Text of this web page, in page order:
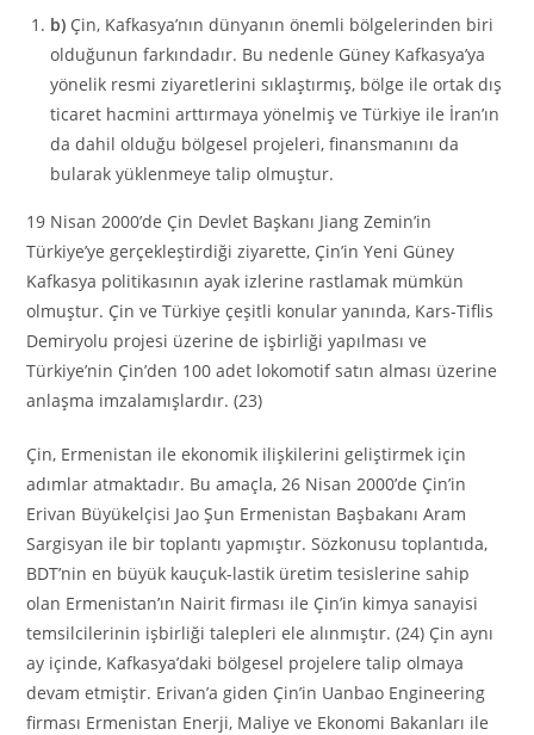
b) Çin, Kafkasya’nın dünyanın önemli bölgelerinden biri
olduğunun farkındadır. Bu nedenle Güney Kafkasya’ya
yönelik resmi ziyaretlerini sıklaştırmış, bölge ile ortak dış
ticaret hacmini arttırmaya yönelmiş ve Türkiye ile İran’ın
da dahil olduğu bölgesel projeleri, finansmanını da
bularak yüklenmeye talip olmuştur.
19 Nisan 2000’de Çin Devlet Başkanı Jiang Zemin’in
Türkiye’ye gerçekleştirdiği ziyarette, Çin’in Yeni Güney
Kafkasya politikasının ayak izlerine rastlamak mümkün
olmuştur. Çin ve Türkiye çeşitli konular yanında, Kars-Tiflis
Demiryolu projesi üzerine de işbirliği yapılması ve
Türkiye’nin Çin’den 100 adet lokomotif satın alması üzerine
anlaşma imzalamışlardır. (23)
Çin, Ermenistan ile ekonomik ilişkilerini geliştirmek için
adımlar atmaktadır. Bu amaçla, 26 Nisan 2000’de Çin’in
Erivan Büyükelçisi Jao Şun Ermenistan Başbakanı Aram
Sargisyan ile bir toplantı yapmıştır. Sözkonusu toplantıda,
BDT’nin en büyük kauçuk-lastik üretim tesislerine sahip
olan Ermenistan’ın Nairit firması ile Çin’in kimya sanayisi
temsilcilerinin işbirliği talepleri ele alınmıştır. (24) Çin aynı
ay içinde, Kafkasya’daki bölgesel projelere talip olmaya
devam etmiştir. Erivan’a giden Çin’in Uanbao Engineering
firması Ermenistan Enerji, Maliye ve Ekonomi Bakanları ile